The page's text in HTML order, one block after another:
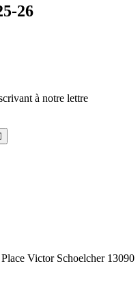
26
à notre lettre
Victor Schoelcher 13090